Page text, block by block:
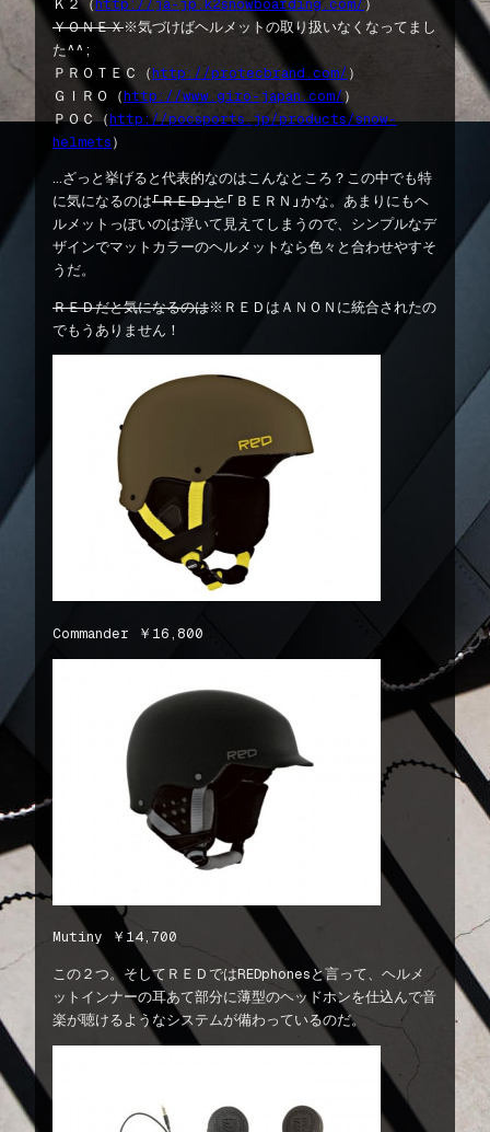
Ｋ２（http://ja-jp.k2snowboarding.com/ ）
ＹＯＮＥＸ※気づけばヘルメットの取り扱いなくなってまし
た^^;
ＰＲＯＴＥＣ（http://protecbrand.com/ ）
ＧＩＲＯ（http://www.giro-japan.com/ ）
ＰＯＣ（http://pocsports.jp/products/snow-
helmets ）
…ざっと挙げると代表的なのはこんなところ？この中でも特
に気になるのは「ＲＥＤ」と「ＢＥＲＮ」かな。あまりにもヘ
ルメットっぽいのは浮いて見えてしまうので、シンプルなデ
ザインでマットカラーのヘルメットなら色々と合わせやすそ
うだ。
ＲＥＤだと気になるのは※ＲＥＤはＡＮＯＮに統合されたの
でもうありません！
Commander ￥16,800
Mutiny ￥14,700
この２つ。そしてＲＥＤではREDphonesと言って、ヘルメ
ットインナーの耳あて部分に薄型のヘッドホンを仕込んで音
楽が聴けるようなシステムが備わっているのだ。